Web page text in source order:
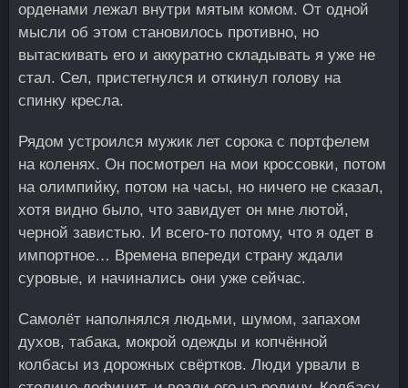
орденами лежал внутри мятым комом. От одной
мысли об этом становилось противно, но
вытаскивать его и аккуратно складывать я уже не
стал. Сел, пристегнулся и откинул голову на
спинку кресла.
Рядом устроился мужик лет сорока с портфелем
на коленях. Он посмотрел на мои кроссовки, потом
на олимпийку, потом на часы, но ничего не сказал,
хотя видно было, что завидует он мне лютой,
черной завистью. И всего-то потому, что я одет в
импортное… Времена впереди страну ждали
суровые, и начинались они уже сейчас.
Самолёт наполнялся людьми, шумом, запахом
духов, табака, мокрой одежды и копчённой
колбасы из дорожных свёртков. Люди урвали в